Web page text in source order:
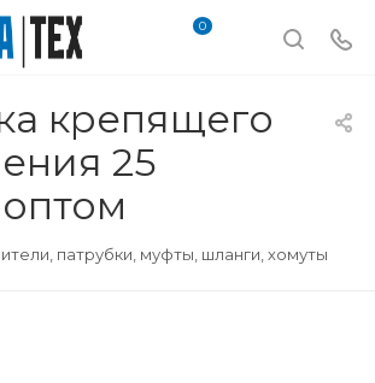
0
крепящего
25
патрубки, муфты, шланги, хомуты